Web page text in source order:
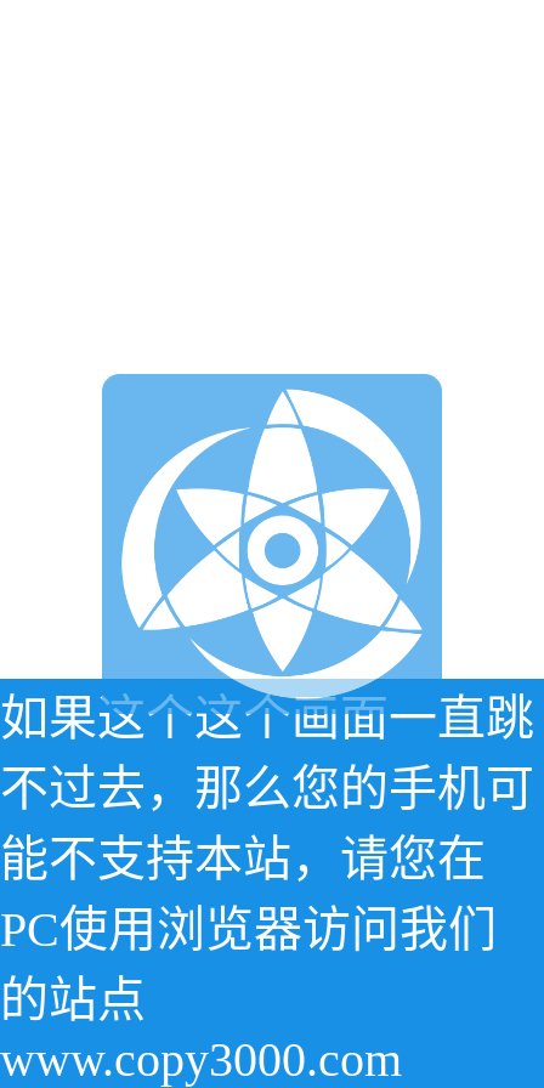
如果这个这个画面一直跳
不过去，那么您的手机可
能不支持本站，请您在
PC使用浏览器访问我们
的站点
www.copy3000.com